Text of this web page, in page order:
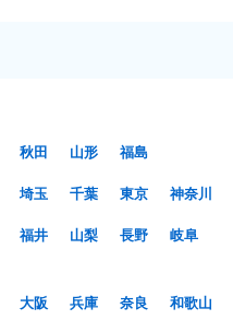
秋田 山形
福島
埼玉 千葉 東京
神奈川
福井 山梨 長野
岐阜
大阪 兵庫 奈良
和歌山